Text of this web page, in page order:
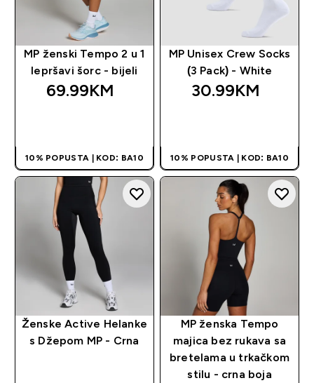
MP ženski Tempo 2 u 1
lepršavi šorc - bijeli
69.99KM‎
10% POPUSTA | KOD: BA10
MP Unisex Crew Socks
(3 Pack) - White
30.99KM‎
10% POPUSTA | KOD: BA10
Ženske Active Helanke
s Džepom MP - Crna
MP ženska Tempo
majica bez rukava sa
bretelama u trkačkom
stilu - crna boja